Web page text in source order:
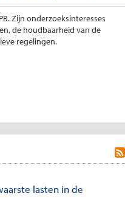
Zijn onderzoeksinteresses
de houdbaarheid van de
regelingen.
lasten in de